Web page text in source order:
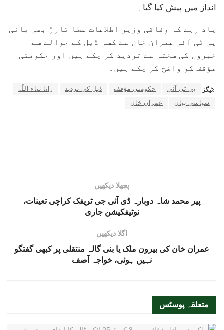
انداز میں پیش کیا گیا۔
یاد رہے کہ وفاقی وزیر اطلاعات عطا تارڑ بھی بانی
پی ٹی آئی عمران خان سے کسی ڈیل کے حوالے سے
خبروں کی سختی سے تردید کر چکے ہیں اور حکومتی
مؤقف کو واضح کر چکے ہیں۔
ٹیگز: پی ٹی آئی حکومتی مؤقف ڈیل کی تردید
رانا ثناء اللّٰہ
سیاسی بیان
عمران خان
پچھلا دیکھیں
پیر محمد شاہ دوبارہ ڈی آئی جی ٹریفک کراچی تعینات،
نوٹیفکیشن جاری
اگلا دیکھیں
عمران خان کی بیرون ملک یا بنی گالہ منتقلی پر کبھی گفتگو
نہیں ہوئی، خواجہ آصف
متعلقہ پوسٹس